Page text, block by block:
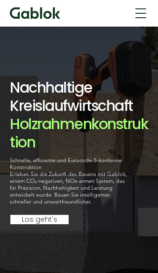
Nachhaltige
Kreislaufwirtschaft
Holzrahmenkonstruk
tion
Schnelle, effiziente und Eurocode-5-konforme
Konstruktion
Erleben Sie die Zukunft des Bauens mit Gablok,
einem CO₂-negativen, NOx-armen System, das
für Präzision, Nachhaltigkeit und Leistung
entwickelt wurde. Bauen Sie intelligenter,
schneller und umweltfreundlicher.
Los geht's